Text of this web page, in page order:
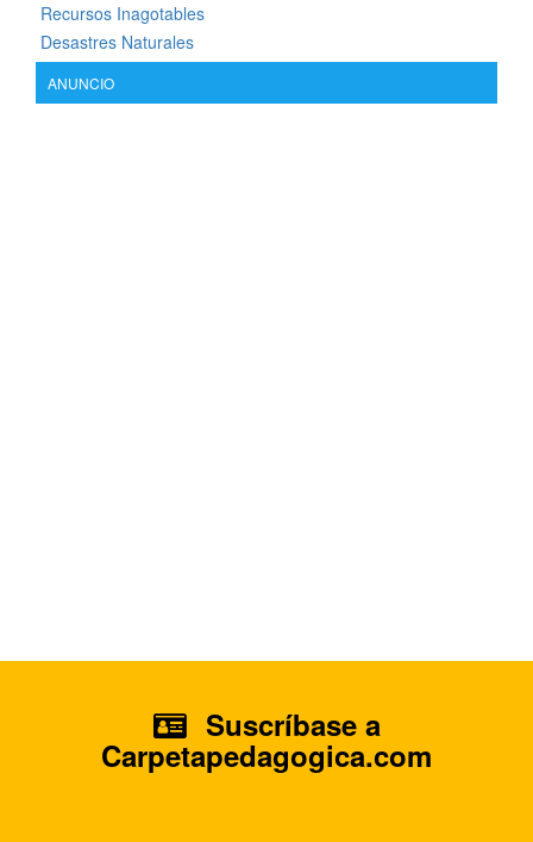
Recursos Inagotables
Desastres Naturales
ANUNCIO
Suscríbase a
Carpetapedagogica.com